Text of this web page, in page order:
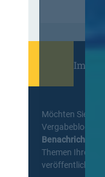
Möchten Sie
Vergabeblog
Themen Ihrer
veröffentlicht